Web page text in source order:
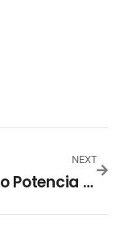
NEXT
Gobierno Potencia Programa De Migración Laboral